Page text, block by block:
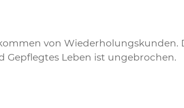
von Wiederholungskunden.
Gepflegtes Leben ist ungebrochen.